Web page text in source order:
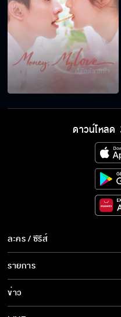
ดาวน์โหลด
ละคร / ซีรีส์
ละคร/ซีรีส์
ซีรีส์นานาชาติ
การ์ตูน & เกม
รายการ
รายการทั้งหมด
ข่าว
ข่าวทั้งหมด